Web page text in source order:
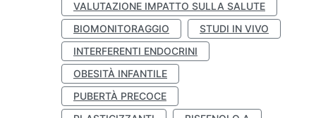
VALUTAZIONE IMPATTO SULLA SALUTE
BIOMONITORAGGIO
STUDI IN VIVO
INTERFERENTI ENDOCRINI
OBESITÀ INFANTILE
PUBERTÀ PRECOCE